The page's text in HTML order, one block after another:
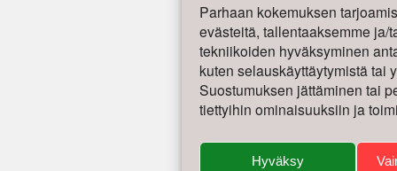
Parhaan kokemuksen
evästeitä, tallentaaksemme ja/
tekniikoiden hyväksyminen
kuten selauskäyttäytymistä tai
Suostumuksen jättäminen tai
tiettyihin ominaisuuksiin ja
Hyväksy